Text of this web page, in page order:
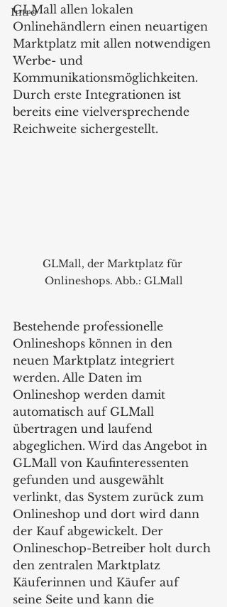
Intro
GLMall allen lokalen
Onlinehändlern einen neuartigen
Marktplatz mit allen notwendigen
Werbe- und
Kommunikationsmöglichkeiten.
Durch erste Integrationen ist
bereits eine vielversprechende
Reichweite sichergestellt.
GLMall, der Marktplatz für
Onlineshops. Abb.: GLMall
Bestehende professionelle
Onlineshops können in den
neuen Marktplatz integriert
werden. Alle Daten im
Onlineshop werden damit
automatisch auf GLMall
übertragen und laufend
abgeglichen. Wird das Angebot in
GLMall von Kaufinteressenten
gefunden und ausgewählt
verlinkt, das System zurück zum
Onlineshop und dort wird dann
der Kauf abgewickelt. Der
Onlineschop-Betreiber holt durch
den zentralen Marktplatz
Käuferinnen und Käufer auf
seine Seite und kann die